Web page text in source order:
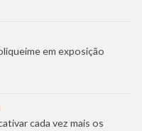
em exposição
cada vez mais os